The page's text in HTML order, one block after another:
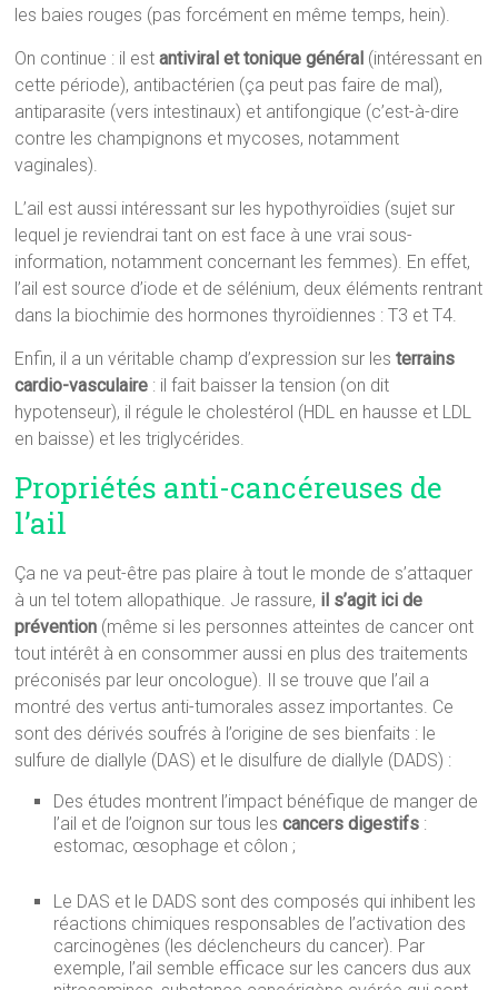
les baies rouges (pas forcément en même temps, hein).
On continue : il estantiviral et tonique général (intéressant en
cette période), antibactérien (ça peut pas faire de mal),
antiparasite (vers intestinaux) et antifongique (c’est-à-dire
contre les champignons et mycoses, notamment
vaginales).
L’ail est aussi intéressant sur les hypothyroïdies (sujet sur
lequel je reviendrai tant on est face à une vrai sous-
information, notamment concernant les femmes). En effet,
l’ail est source d’iode et de sélénium, deux éléments rentrant
dans la biochimie des hormones thyroïdiennes : T3 et T4.
Enfin, il a un véritable champ d’expression sur lesterrains
cardio-vasculaire : il fait baisser la tension (on dit
hypotenseur), il régule le cholestérol (HDL en hausse et LDL
en baisse) et les triglycérides.
Propriétés anti-cancéreuses de
l’ail
Ça ne va peut-être pas plaire à tout le monde de s’attaquer
à un tel totem allopathique. Je rassure, il s’agit ici de
prévention (même si les personnes atteintes de cancer ont
tout intérêt à en consommer aussi en plus des traitements
préconisés par leur oncologue). Il se trouve que l’ail a
montré des vertus anti-tumorales assez importantes. Ce
sont des dérivés soufrés à l’origine de ses bienfaits : le
sulfure de diallyle (DAS) et le disulfure de diallyle (DADS) :
Des études montrent l’impact bénéfique de manger de
l’ail et de l’oignon sur tous lescancers digestifs :
estomac, œsophage et côlon ;
Le DAS et le DADS sont des composés qui inhibent les
réactions chimiques responsables de l’activation des
carcinogènes (les déclencheurs du cancer). Par
exemple, l’ail semble efficace sur les cancers dus aux